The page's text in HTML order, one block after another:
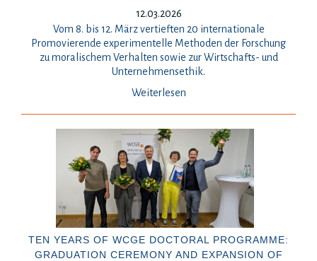
12.03.2026
Vom 8. bis 12. März vertieften 20 internationale
Promovierende experimentelle Methoden der Forschung
zu moralischem Verhalten sowie zur Wirtschafts- und
Unternehmensethik.
Weiterlesen
TEN YEARS OF WCGE DOCTORAL PROGRAMME:
GRADUATION CEREMONY AND EXPANSION OF